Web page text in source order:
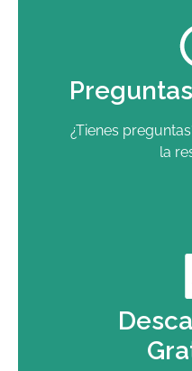
¿Tienes
la